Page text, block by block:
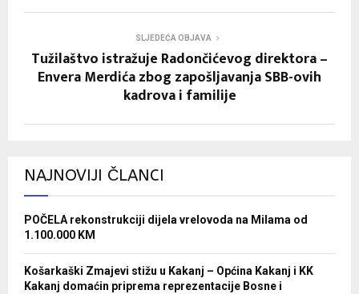
SLJEDEĆA OBJAVA
Tužilaštvo istražuje Radončićevog direktora –
Envera Merdića zbog zapošljavanja SBB-ovih
kadrova i familije
NAJNOVIJI ČLANCI
POČELA rekonstrukciji dijela vrelovoda na Milama od
1.100.000 KM
Košarkaški Zmajevi stižu u Kakanj – Općina Kakanj i KK
Kakanj domaćin priprema reprezentacije Bosne i